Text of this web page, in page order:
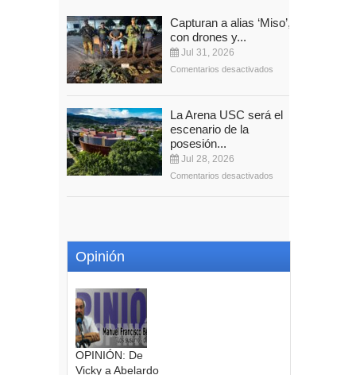
Capturan a alias ‘Miso’,
con drones y...
Jul 31, 2026
Comentarios desactivados
La Arena USC será el
escenario de la
posesión...
Jul 28, 2026
Comentarios desactivados
Opinión
OPINIÓN: De
Vicky a Abelardo